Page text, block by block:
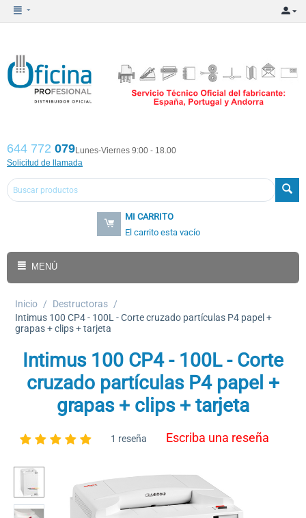
644 772 079Lunes-Viernes 9:00 - 18.00
Solicitud de llamada
MI CARRITO
El carrito esta vacío
MENÚ
Inicio / Destructoras /
Intimus 100 CP4 - 100L - Corte cruzado partículas P4 papel +
grapas + clips + tarjeta
Intimus 100 CP4 - 100L - Corte
cruzado partículas P4 papel +
grapas + clips + tarjeta
1 reseña Escriba una reseña